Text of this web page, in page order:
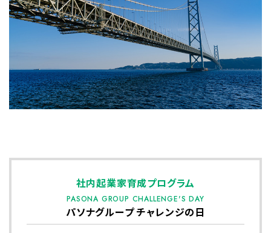
社内起業家育成プログラム
PASONA GROUP CHALLENGE'S DAY
パソナグループ チャレンジの日